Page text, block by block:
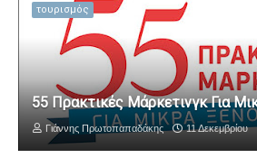
τουρισμός
55 Πρακτικές Μάρκετινγκ Για
Γιάννης Πρωτοπαπαδάκης 11 Δεκεμβρίου